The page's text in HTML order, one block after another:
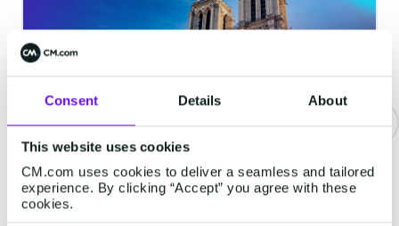
Consent Details About
This website uses cookies
CM.com uses cookies to deliver a seamless and tailored
experience. By clicking “Accept” you agree with these
cookies.
La Cattedrale di Notre-Dame
adotta una soluzione di ticketing
digitale per la sua riapertura